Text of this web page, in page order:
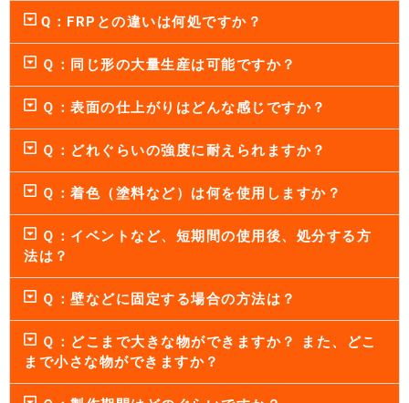
Q：FRPとの違いは何処ですか？
Ｑ：同じ形の大量生産は可能ですか？
Ｑ：表面の仕上がりはどんな感じですか？
Ｑ：どれぐらいの強度に耐えられますか？
Ｑ：着色（塗料など）は何を使用しますか？
Ｑ：イベントなど、短期間の使用後、処分する方
法は？
Ｑ：壁などに固定する場合の方法は？
Ｑ：どこまで大きな物ができますか？ また、どこ
まで小さな物ができますか？